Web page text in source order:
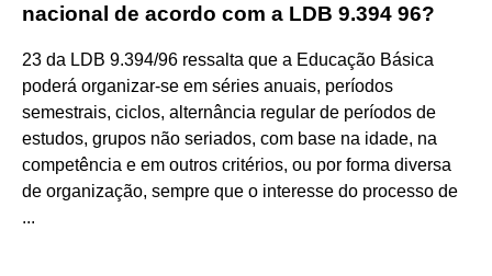
nacional de acordo com a LDB 9.394 96?
23 da LDB 9.394/96 ressalta que a Educação Básica
poderá organizar-se em séries anuais, períodos
semestrais, ciclos, alternância regular de períodos de
estudos, grupos não seriados, com base na idade, na
competência e em outros critérios, ou por forma diversa
de organização, sempre que o interesse do processo de
...